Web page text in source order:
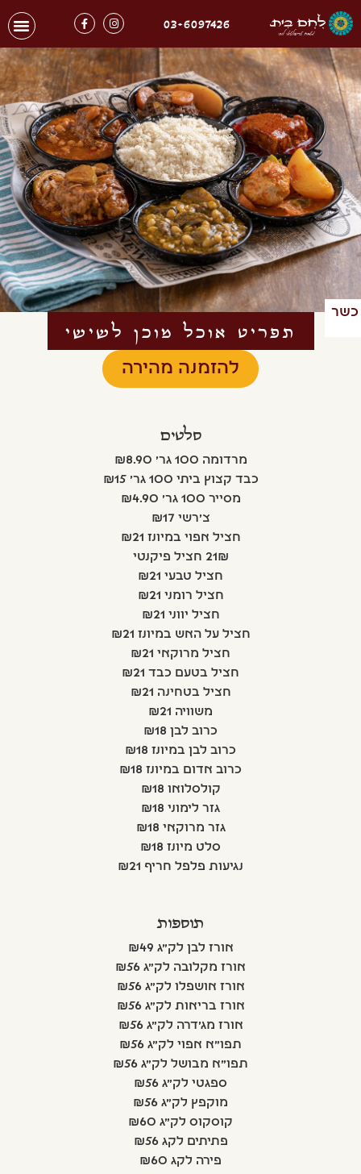
03-6097426
כשר תפריט אוכל מוכן לשישי
להזמנה מהירה
סלטים
מרדומה 100 גר' ₪8.90
כבד קצוץ ביתי 100 גר' ₪15
מסייר 100 גר' ₪4.90
צ'רשי ₪17
חציל אפוי במיונז ₪21
21₪ חציל פיקנטי
חציל טבעי ₪21
חציל רומני ₪21
חציל יווני ₪21
חציל על האש במיונז ₪21
חציל מרוקאי ₪21
חציל בטעם כבד ₪21
חציל בטחינה ₪21
משוויה ₪21
כרוב לבן ₪18
כרוב לבן במיונז ₪18
כרוב אדום במיונז ₪18
קולסלואו ₪18
גזר לימוני ₪18
גזר מרוקאי ₪18
סלט מיונז ₪18
נגיעות פלפל חריף ₪21
תוספות
אורז לבן לק"ג ₪49
אורז מקלובה לק"ג ₪56
אורז אושפלו לק"ג ₪56
אורז בריאות לק"ג ₪56
אורז מג'דרה לק"ג ₪56
תפו"א אפוי לק"ג ₪56
תפו"א מבושל לק"ג ₪56
ספגטי לק"ג ₪56
מוקפץ לק"ג ₪56
קוסקוס לק"ג ₪60
פתיתים לקג ₪56
פירה לקג ₪60